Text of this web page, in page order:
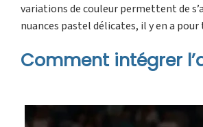
variations de couleur permettent de
nuances pastel délicates, il y en a
Comment intégrer